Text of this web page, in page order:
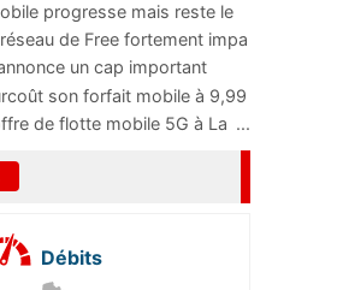
progresse mais reste le
...
de Free fortement impa
un cap important
...
son forfait mobile à 9,99
de flotte mobile 5G à La ...
Débits